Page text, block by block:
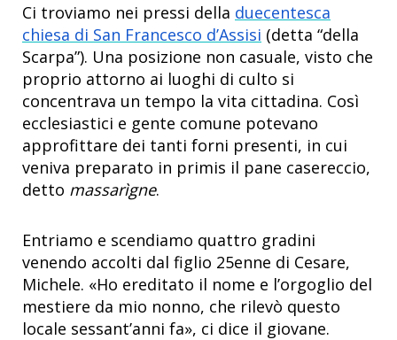
Ci troviamo nei pressi della duecentesca
chiesa di San Francesco d’Assisi (detta “della
Scarpa”). Una posizione non casuale, visto che
proprio attorno ai luoghi di culto si
concentrava un tempo la vita cittadina. Così
ecclesiastici e gente comune potevano
approfittare dei tanti forni presenti, in cui
veniva preparato in primis il pane casereccio,
detto massarìgne.
Entriamo e scendiamo quattro gradini
venendo accolti dal figlio 25enne di Cesare,
Michele. «Ho ereditato il nome e l’orgoglio del
mestiere da mio nonno, che rilevò questo
locale sessant’anni fa», ci dice il giovane.